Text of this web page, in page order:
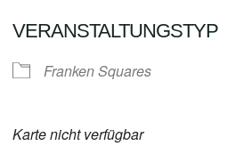
VERANSTALTUNGSTYP
Franken Squares
Karte nicht verfügbar